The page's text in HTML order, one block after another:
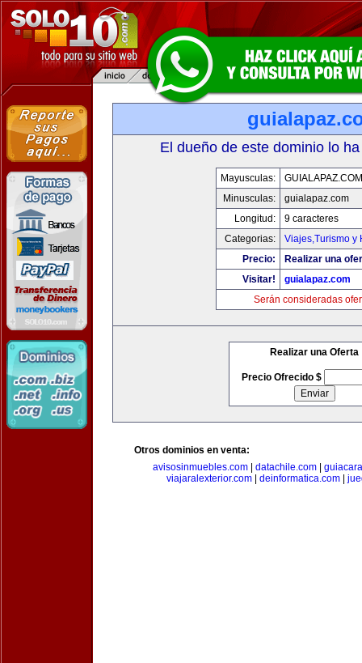
El dueño de este dominio lo
Mayusculas:
GUIALAPAZ.COM
Minusculas:
guialapaz.com
Longitud:
9 caracteres
Categorias:
Viajes,Turismo y
Precio:
Realizar una
Visitar!
guialapaz.com
Serán consideradas
Realizar una Oferta
Precio Ofrecido $
Otros dominios en venta:
avisosinmuebles.com
datachile.com
viajaralexterior.com| deinformatica.com|